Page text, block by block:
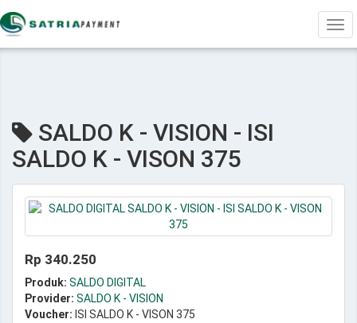
SALDO K - VISION - ISI
SALDO K - VISON 375
Rp 340.250
Produk: SALDO DIGITAL
Provider: SALDO K - VISION
Voucher: ISI SALDO K - VISON 375